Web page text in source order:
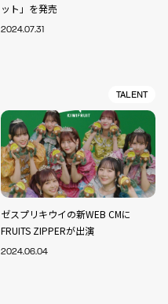
ット」を発売
2024.07.31
TALENT
ゼスプリキウイの新WEB CMに
FRUITS ZIPPERが出演
2024.06.04